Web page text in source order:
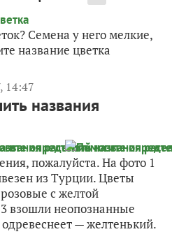
Семена у него мелкие,
название цветка
14:47
названия
пожалуйста. На фото 1
из Турции. Цветы
с желтой
взошли неопознанные
— желтенький.